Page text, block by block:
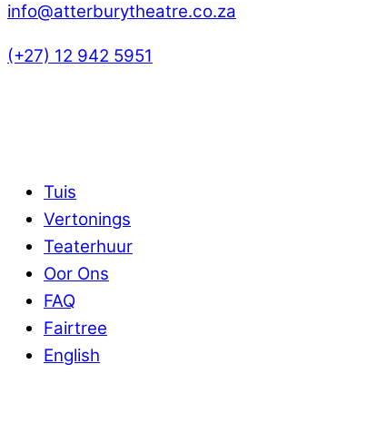
info@atterburytheatre.co.za
(+27) 12 942 5951
Tuis
Vertonings
Teaterhuur
Oor Ons
FAQ
Fairtree
English